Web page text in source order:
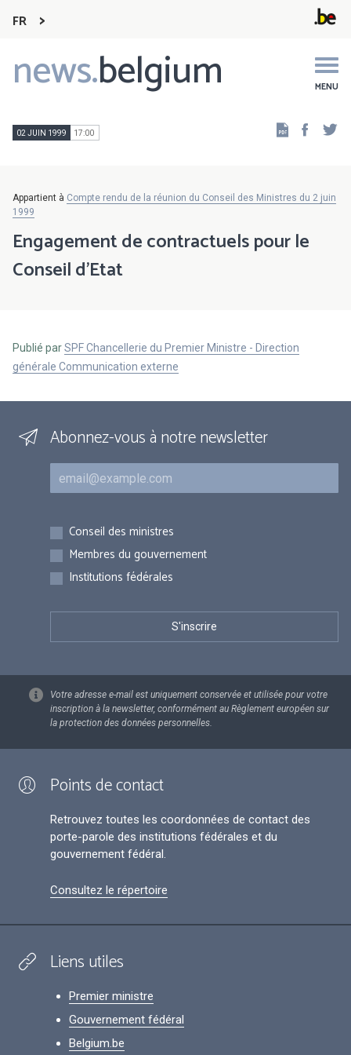
FR
news.belgium MENU
Main
navigation
02 JUIN 1999 17:00
Appartient à Compte rendu de la réunion du Conseil des Ministres du 2 juin
1999
Engagement de contractuels pour le
Conseil d'Etat
Publié parSPF Chancellerie du Premier Ministre - Direction
générale Communication externe
Abonnez-vous à notre newsletter
Courriel
Inscriptions
Conseil des ministres
Membres du gouvernement
Institutions fédérales
Votre adresse e-mail est uniquement conservée et utilisée pour votre
inscription à la newsletter, conformément au Règlement européen sur
la protection des données personnelles.
Points de contact
Retrouvez toutes les coordonnées de contact des
porte-parole des institutions fédérales et du
gouvernement fédéral.
Consultez le répertoire
Liens utiles
Premier ministre
Gouvernement fédéral
Belgium.be